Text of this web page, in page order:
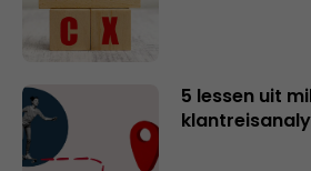
5 lessen uit